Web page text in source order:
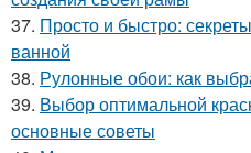
37. Просто и быстро:
ванной
38. Рулонные обои: как
39. Выбор оптимальной
основные советы